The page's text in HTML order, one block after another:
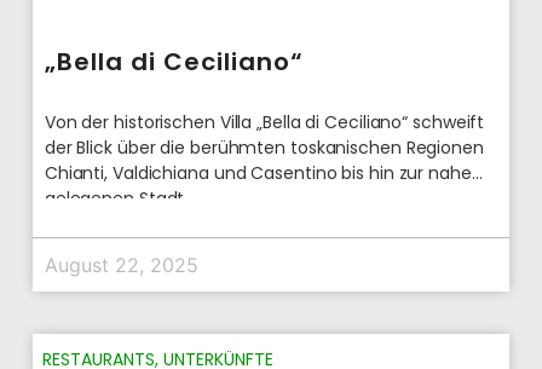
„Bella di Ceciliano“
Von der historischen Villa „Bella di Ceciliano“ schweift
der Blick über die berühmten toskanischen Regionen
Chianti, Valdichiana und Casentino bis hin zur nahe
gelegenen Stadt
August 22, 2025
RESTAURANTS, UNTERKÜNFTE